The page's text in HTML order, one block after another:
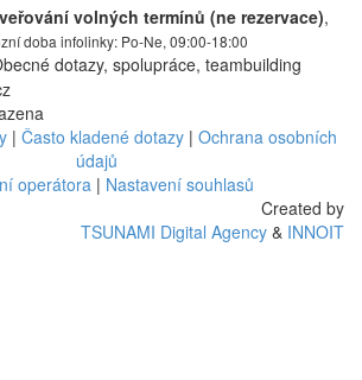
volných termínů (ne rezervace),
doba infolinky: Po-Ne, 09:00-18:00
dotazy, spolupráce, teambuilding
| Často kladené dotazy | Ochrana osobních
údajů
operátora | Nastavení souhlasů
Created by
TSUNAMI Digital Agency & INNOIT